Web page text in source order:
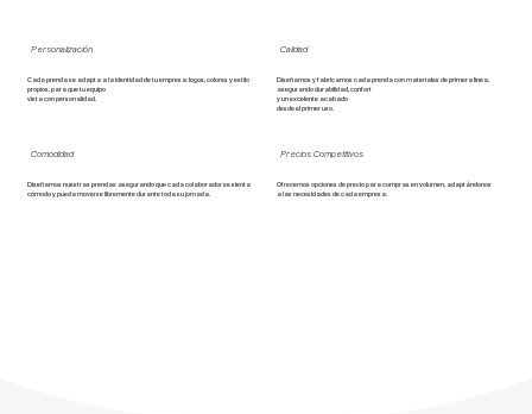
Cada prenda se adapta a la identidad de tu empresa: logos, colores y estilo
propios, para que tu equipo
vista con personalidad.
Personalización
Diseñamos y fabricamos cada prenda con materiales de primera línea,
asegurando durabilidad, confort
y un excelente acabado
desde el primer uso.
Calidad
Diseñamos nuestras prendas asegurando que cada colaborador se sienta
cómodo y pueda moverse libremente durante toda su jornada.
Comodidad
Ofrecemos opciones de precio para compras en volumen, adaptándonos
a las necesidades de cada empresa.
Precios Competitivos